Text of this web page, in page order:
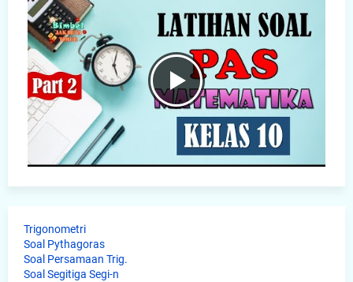
Trigonometri
Soal Pythagoras
Soal Persamaan Trig.
Soal Segitiga Segi-n